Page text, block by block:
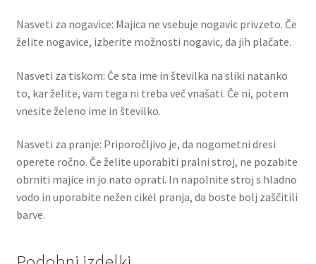
Nasveti za nogavice: Majica ne vsebuje nogavic privzeto. Če
želite nogavice, izberite možnosti nogavic, da jih plačate.
Nasveti za tiskom: Če sta ime in številka na sliki natanko
to, kar želite, vam tega ni treba več vnašati. Če ni, potem
vnesite želeno ime in številko.
Nasveti za pranje: Priporočljivo je, da nogometni dresi
operete ročno. Če želite uporabiti pralni stroj, ne pozabite
obrniti majice in jo nato oprati. In napolnite stroj s hladno
vodo in uporabite nežen cikel pranja, da boste bolj zaščitili
barve.